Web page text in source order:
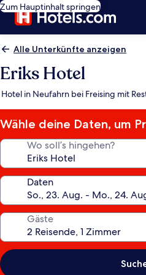
Zum Hauptinhalt springen
Alle Unterkünfte anzeigen
Eriks Hotel
Hotel in Neufahrn bei Freising mit
Wähle deine Daten, um
Wo soll’s hingehen?
Daten
Gäste